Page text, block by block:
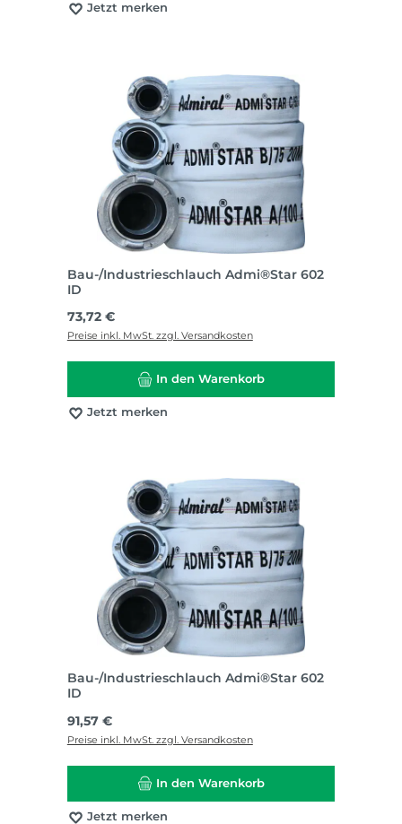
Jetzt merken
Bau-/Industrieschlauch Admi®Star 602
ID
Regulärer Preis:
73,72 €
Preise inkl. MwSt. zzgl. Versandkosten
In den Warenkorb
Jetzt merken
Bau-/Industrieschlauch Admi®Star 602
ID
Regulärer Preis:
91,57 €
Preise inkl. MwSt. zzgl. Versandkosten
In den Warenkorb
Jetzt merken